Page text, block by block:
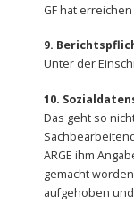
GF hat
9.
Unter der
10.
Das geht so
ARGE ihm
gemacht
aufgehoben